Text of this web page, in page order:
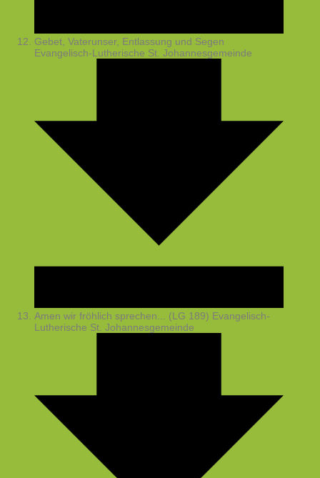
Gebet, Vaterunser, Entlassung und Segen
Evangelisch-Lutherische St. Johannesgemeinde
Amen wir fröhlich sprechen... (LG 189) Evangelisch-
Lutherische St. Johannesgemeinde